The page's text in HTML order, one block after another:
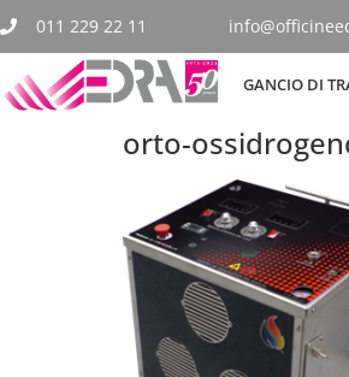
011 229 22 11
GANCIO DI
orto-